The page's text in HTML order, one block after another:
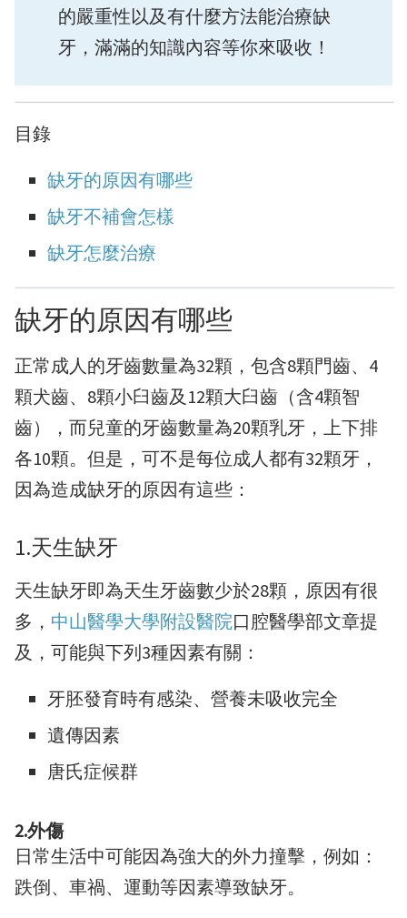
的嚴重性以及有什麼方法能治療缺
牙，滿滿的知識內容等你來吸收！
目錄
缺牙的原因有哪些
缺牙不補會怎樣
缺牙怎麼治療
缺牙的原因有哪些
正常成人的牙齒數量為32顆，包含8顆門齒、4
顆犬齒、8顆小臼齒及12顆大臼齒（含4顆智
齒），而兒童的牙齒數量為20顆乳牙，上下排
各10顆。但是，可不是每位成人都有32顆牙，
因為造成缺牙的原因有這些：
1.天生缺牙
天生缺牙即為天生牙齒數少於28顆，原因有很
多， 中山醫學大學附設醫院口腔醫學部文章提
及，可能與下列3種因素有關：
牙胚發育時有感染、營養未吸收完全
遺傳因素
唐氏症候群
2.外傷
日常生活中可能因為強大的外力撞擊，例如：
跌倒、車禍、運動等因素導致缺牙。